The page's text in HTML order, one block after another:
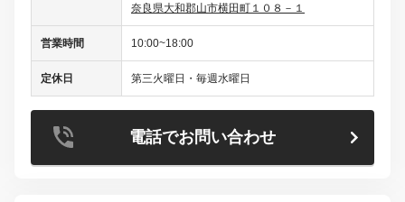
奈良県大和郡山市横田町１０８－１
営業時間 10:00~18:00
定休日 第三火曜日・毎週水曜日
電話でお問い合わせ